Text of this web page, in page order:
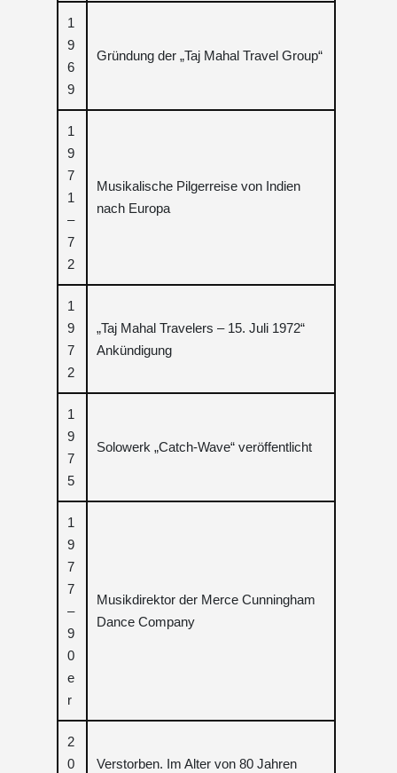
1
9
6
9
Gründung der „Taj Mahal Travel Group“
1
9
7
1
–
7
2
Musikalische Pilgerreise von Indien
nach Europa
1
9
7
2
„Taj Mahal Travelers – 15. Juli 1972“
Ankündigung
1
9
7
5
Solowerk „Catch-Wave“ veröffentlicht
1
9
7
7
–
9
0
e
r
Musikdirektor der Merce Cunningham
Dance Company
2
0
Verstorben. Im Alter von 80 Jahren